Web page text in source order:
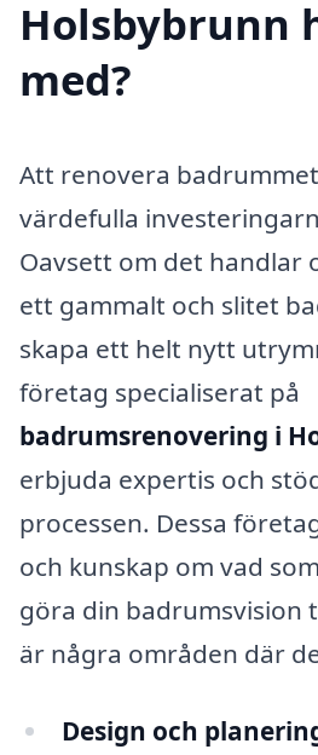
Holsbybrunn
med?
Att renovera
värdefulla
Oavsett om det handlar
ett gammalt och slitet
skapa ett helt nytt
företag specialiserat på
badrumsrenovering i
erbjuda expertis och
processen. Dessa
och kunskap om vad
göra din badrumsvision
är några områden där
Design och